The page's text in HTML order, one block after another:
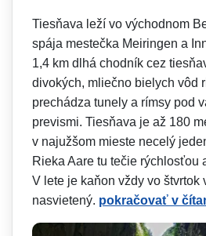
Tiesňava leží vo východnom
spája mestečka Meiringen a
1,4 km dlhá chodník cez
divokých, mliečno bielych vôd
prechádza tunely a rímsy pod
prevismi. Tiesňava je až 180
v najužšom mieste necelý
Rieka Aare tu tečie rýchlosťou
V lete je kaňon vždy vo štvrtok
nasvietený. pokračovať v